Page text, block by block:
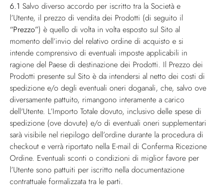
6.1 Salvo diverso accordo per iscritto tra la Società e
l’Utente, il prezzo di vendita dei Prodotti (di seguito il
“Prezzo”) è quello di volta in volta esposto sul Sito al
momento dell’invio del relativo ordine di acquisto e si
intende comprensivo di eventuali imposte applicabili in
ragione del Paese di destinazione dei Prodotti. Il Prezzo dei
Prodotti presente sul Sito è da intendersi al netto dei costi di
spedizione e/o degli eventuali oneri doganali, che, salvo ove
diversamente pattuito, rimangono interamente a carico
dell'Utente. L’Importo Totale dovuto, inclusivo delle spese di
spedizione (ove dovute) e/o di eventuali oneri supplementari
sarà visibile nel riepilogo dell’ordine durante la procedura di
checkout e verrà riportato nella E-mail di Conferma Ricezione
Ordine. Eventuali sconti o condizioni di miglior favore per
l’Utente sono pattuiti per iscritto nella documentazione
contrattuale formalizzata tra le parti.